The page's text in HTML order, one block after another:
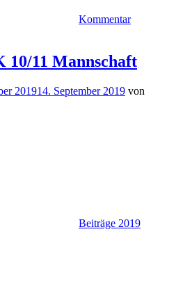
Kommentar
10/11 Mannschaft
201914. September 2019 von
Beiträge 2019